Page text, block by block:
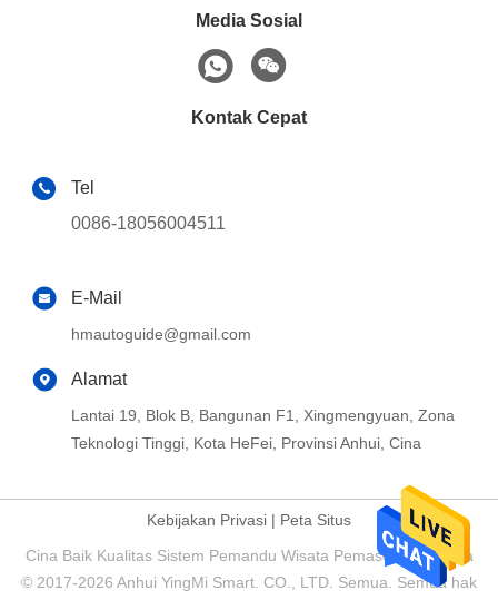
Media Sosial
Kontak Cepat
Tel
0086-18056004511
E-Mail
hmautoguide@gmail.com
Alamat
Lantai 19, Blok B, Bangunan F1, Xingmengyuan, Zona
Teknologi Tinggi, Kota HeFei, Provinsi Anhui, Cina
Kebijakan Privasi | Peta Situs
Cina Baik Kualitas Sistem Pemandu Wisata Pemasok. Hak cipta
© 2017-2026 Anhui YingMi Smart. CO., LTD. Semua. Semua hak